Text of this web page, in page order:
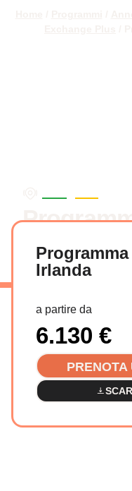
Irlanda
Anno all'estero
Irlanda
a partire da
6.130 €